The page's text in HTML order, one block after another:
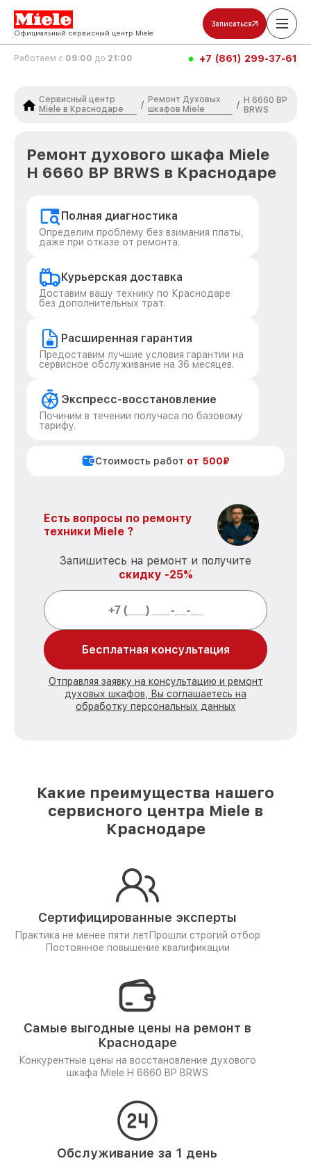
Официальный сервисный центр Miele
Записаться
Работаем с 09:00 до 21:00 +7 (861) 299-37-61
Сервисный центр
Miele в Краснодаре
/
Ремонт Духовых
шкафов Miele
/ H 6660 BP
BRWS
Ремонт духового шкафа Miele
H 6660 BP BRWS в Краснодаре
Полная диагностика
Определим проблему без взимания платы,
даже при отказе от ремонта.
Курьерская доставка
Доставим вашу технику по Краснодаре
без дополнительных трат.
Расширенная гарантия
Предоставим лучшие условия гарантии на
сервисное обслуживание на 36 месяцев.
Экспресс-восстановление
Починим в течении получаса по базовому
тарифу.
Стоимость работ от 500₽
Есть вопросы по ремонту
техники Miele ?
Запишитесь на ремонт и получите
скидку -25%
Бесплатная консультация
Отправляя заявку на консультацию и ремонт
духовых шкафов, Вы соглашаетесь на
обработку персональных данных
Какие преимущества нашего
сервисного центра Miele в
Краснодаре
Сертифицированные эксперты
Практика не менее пяти лет Прошли строгий отбор
Постоянное повышение квалификации
Самые выгодные цены на ремонт в
Краснодаре
Конкурентные цены на восстановление духового
шкафа Miele H 6660 BP BRWS
Обслуживание за 1 день